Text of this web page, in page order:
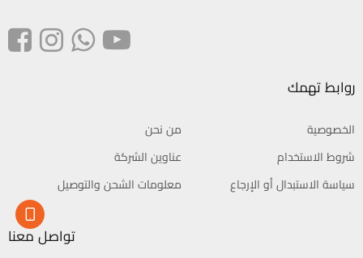
روابط تهمك
من نحن
الخصوصية
عناوين الشركة
شروط الاستخدام
معلومات الشحن والتوصيل
سياسة الاستبدال أو الإرجاع
تواصل معنا